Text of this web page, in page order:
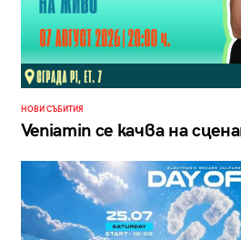
НОВИ СЪБИТИЯ
Veniamin се качва на